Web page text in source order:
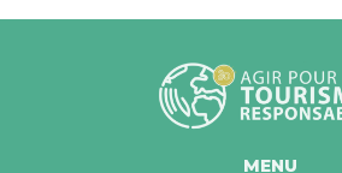
MENU